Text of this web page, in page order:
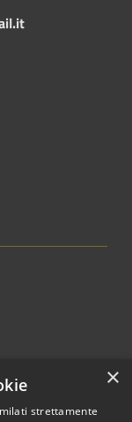
×
strettamente